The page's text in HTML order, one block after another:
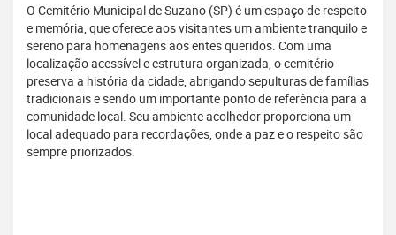
O Cemitério Municipal de Suzano (SP) é um espaço de respeito
e memória, que oferece aos visitantes um ambiente tranquilo e
sereno para homenagens aos entes queridos. Com uma
localização acessível e estrutura organizada, o cemitério
preserva a história da cidade, abrigando sepulturas de famílias
tradicionais e sendo um importante ponto de referência para a
comunidade local. Seu ambiente acolhedor proporciona um
local adequado para recordações, onde a paz e o respeito são
sempre priorizados.